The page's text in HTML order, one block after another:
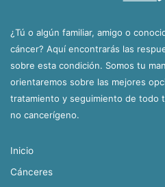
¿Tú o algún familiar, amigo o
cáncer? Aquí encontrarás las
sobre esta condición. Somos tu
orientaremos sobre las mejores
tratamiento y seguimiento de todo
no cancerígeno.
Inicio
Cánceres